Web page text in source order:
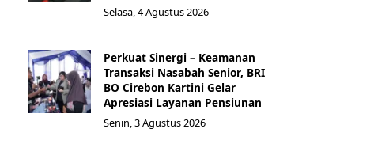
Selasa, 4 Agustus 2026
Perkuat Sinergi – Keamanan
Transaksi Nasabah Senior, BRI
BO Cirebon Kartini Gelar
Apresiasi Layanan Pensiunan
Senin, 3 Agustus 2026